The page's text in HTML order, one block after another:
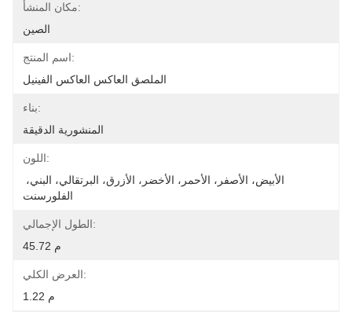
مكان المنشأ:
الصين
اسم المنتج:
الملصق العاكس العاكس الفينيل
بناء:
المنشورية الدقيقة
اللون:
الفلورسنت
الطول الإجمالي:
45.72 م
العرض الكلي:
1.22 م